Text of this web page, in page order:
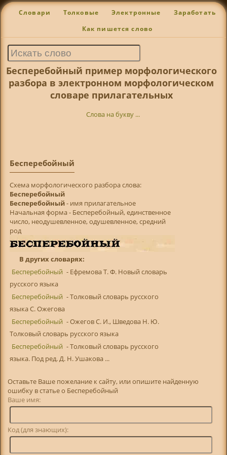
Словари Толковые Электронные Заработать
Как пишется слово
Бесперебойный пример морфологического
разбора в электронном морфологическом
словаре прилагательных
Слова на букву ...
Бесперебойный
Cхема морфологического разбора слова:
Бесперебойный
Бесперебойный- имя прилагательное
Начальная форма - Бесперебойный, единственное
число, неодушевленное, одушевленное, средний
род
В других словарях:
Бесперебойный - Ефремова Т. Ф. Новый словарь
русского языка
Бесперебойный - Толковый словарь русского
языка С. Ожегова
Бесперебойный - Ожегов С. И., Шведова Н. Ю.
Толковый словарь русского языка
Бесперебойный - Толковый словарь русского
языка. Под ред. Д. Н. Ушакова ...
Оставьте Ваше пожелание к сайту, или опишите найденную
ошибку в статье о Бесперебойный
Ваше имя:
Код (для знающих):